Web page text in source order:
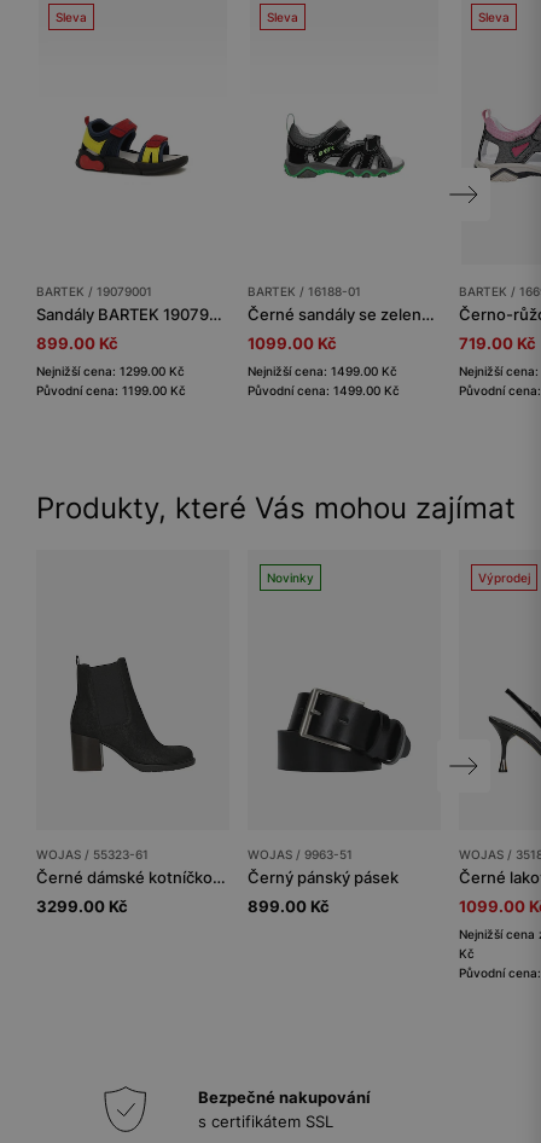
Sleva
BARTEK / 19079001
Sandály BARTEK 19079001, modro-červené
899.00 Kč
Nejnižší cena: 1299.00 Kč
Původní cena: 1199.00 Kč
Sleva
BARTEK / 16188-01
Černé sandály se zelenými prvky BARTEK 16188-01
1099.00 Kč
Nejnižší cena: 1499.00 Kč
Původní cena: 1499.00 Kč
Sleva
BARTEK /
719.00 Kč
Nejnižší
Původní
Produkty, které Vás mohou zajímat
WOJAS / 55323-61
Černé dámské kotníčkové boty na sloupku
3299.00 Kč
Novinky
WOJAS / 9963-51
Černý pánský pásek
899.00 Kč
Výprodej
WOJAS /
1099.00
Nejnižší cena
Kč
Původní
Bezpečné nakupování
s certifikátem SSL